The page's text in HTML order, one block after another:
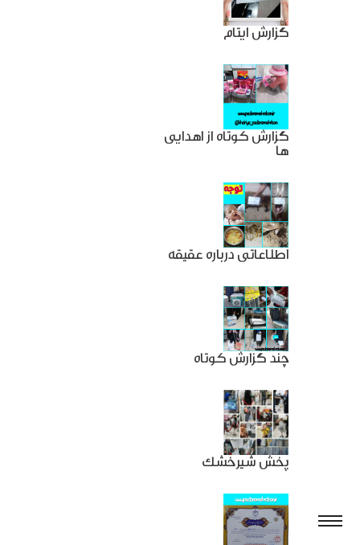
گزارش ایتام
گزارش کوتاه از اهدایی
ها
اطلاعاتی درباره عقیقه
چند گزارش کوتاه
پخش شیرخشک